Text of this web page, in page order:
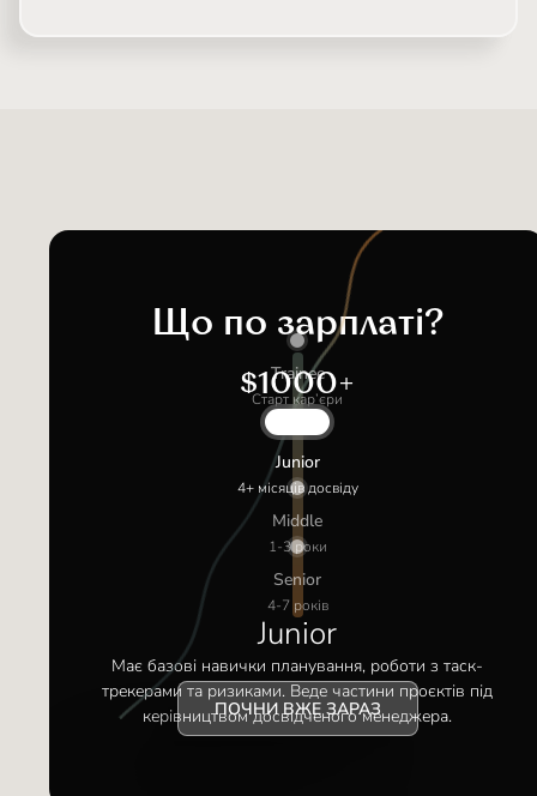
Що по зарплаті?
Trainee
Старт кар’єри
$1000+
Junior
4+ місяців досвіду
Middle
1-3 роки
Senior
4-7 років
Junior
Має базові навички планування, роботи з таск-
трекерами та ризиками. Веде частини проєктів під
керівництвом досвідченого менеджера.
ПОЧНИ ВЖЕ ЗАРАЗ